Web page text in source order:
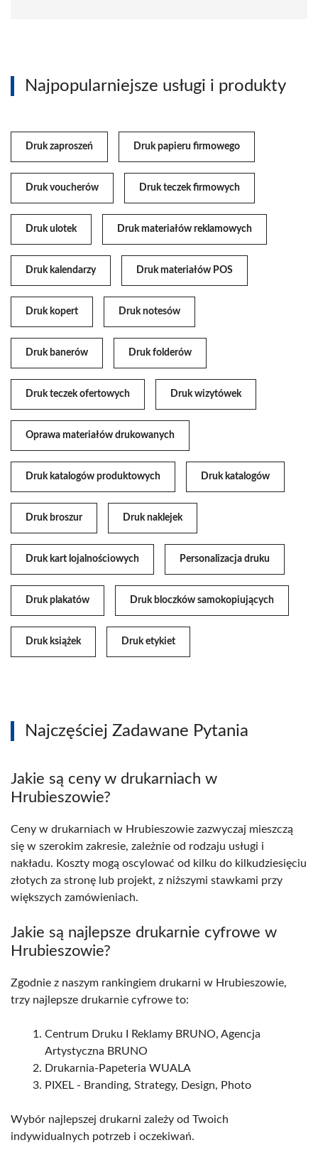
Najpopularniejsze usługi i produkty
Druk zaproszeń Druk papieru firmowego
Druk voucherów Druk teczek firmowych
Druk ulotek Druk materiałów reklamowych
Druk kalendarzy Druk materiałów POS
Druk kopert Druk notesów
Druk banerów Druk folderów
Druk teczek ofertowych Druk wizytówek
Oprawa materiałów drukowanych
Druk katalogów produktowych Druk katalogów
Druk broszur Druk naklejek
Druk kart lojalnościowych Personalizacja druku
Druk plakatów Druk bloczków samokopiujących
Druk książek Druk etykiet
Najczęściej Zadawane Pytania
Jakie są ceny w drukarniach w
Hrubieszowie?
Ceny w drukarniach w Hrubieszowie zazwyczaj mieszczą
się w szerokim zakresie, zależnie od rodzaju usługi i
nakładu. Koszty mogą oscylować od kilku do kilkudziesięciu
złotych za stronę lub projekt, z niższymi stawkami przy
większych zamówieniach.
Jakie są najlepsze drukarnie cyfrowe w
Hrubieszowie?
Zgodnie z naszym rankingiem drukarni w Hrubieszowie,
trzy najlepsze drukarnie cyfrowe to:
Centrum Druku I Reklamy BRUNO, Agencja
Artystyczna BRUNO
Drukarnia-Papeteria WUALA
PIXEL - Branding, Strategy, Design, Photo
Wybór najlepszej drukarni zależy od Twoich
indywidualnych potrzeb i oczekiwań.